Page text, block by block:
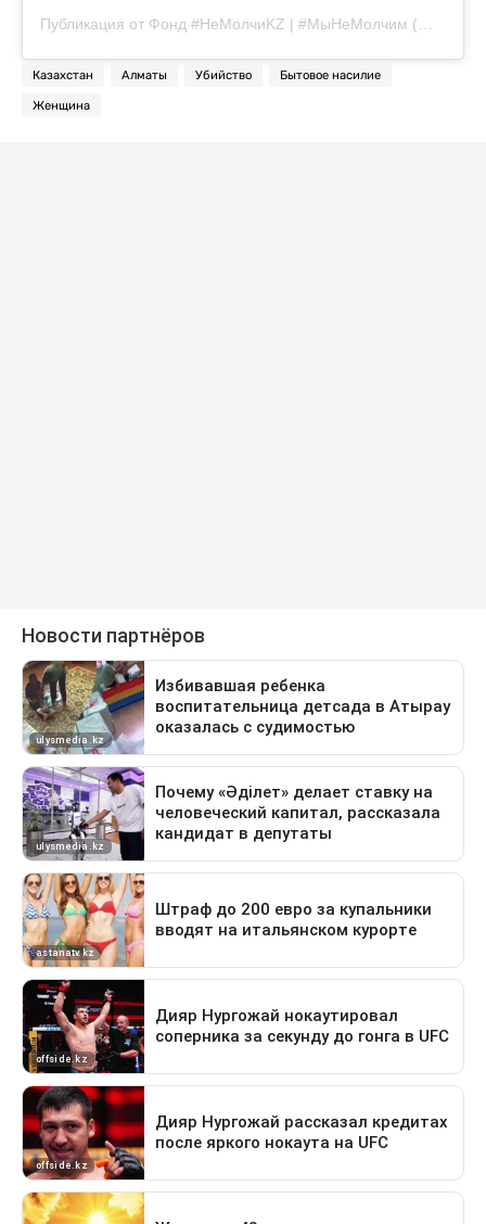
Казахстан Алматы Убийство Бытовое насилие
Женщина